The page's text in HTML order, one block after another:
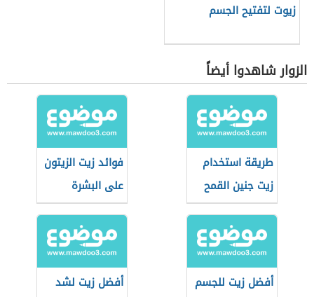
زيوت لتفتيح الجسم
الزوار شاهدوا أيضاً
طريقة استخدام
زيت جنين القمح
للوجه
فوائد زيت الزيتون
على البشرة
أفضل زيت للجسم
أفضل زيت لشد